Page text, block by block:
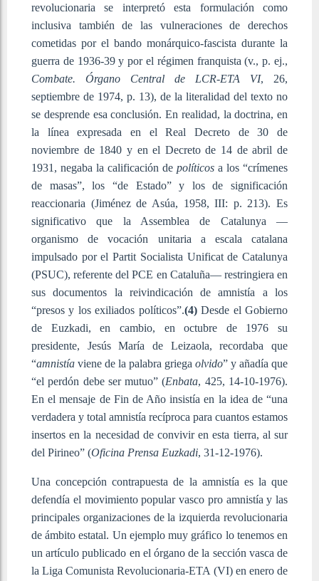
revolucionaria se interpretó esta formulación como
inclusiva también de las vulneraciones de derechos
cometidas por el bando monárquico-fascista durante la
guerra de 1936-39 y por el régimen franquista (v., p. ej.,
Combate. Órgano Central de LCR-ETA VI, 26,
septiembre de 1974, p. 13), de la literalidad del texto no
se desprende esa conclusión. En realidad, la doctrina, en
la línea expresada en el Real Decreto de 30 de
noviembre de 1840 y en el Decreto de 14 de abril de
1931, negaba la calificación de políticos a los “crímenes
de masas”, los “de Estado” y los de significación
reaccionaria (Jiménez de Asúa, 1958, III: p. 213). Es
significativo que la Assemblea de Catalunya —
organismo de vocación unitaria a escala catalana
impulsado por el Partit Socialista Unificat de Catalunya
(PSUC), referente del PCE en Cataluña— restringiera en
sus documentos la reivindicación de amnistía a los
“presos y los exiliados políticos”.(4)Desde el Gobierno
de Euzkadi, en cambio, en octubre de 1976 su
presidente, Jesús María de Leizaola, recordaba que
“amnistía viene de la palabra griega olvido” y añadía que
“el perdón debe ser mutuo” (Enbata, 425, 14-10-1976).
En el mensaje de Fin de Año insistía en la idea de “una
verdadera y total amnistía recíproca para cuantos estamos
insertos en la necesidad de convivir en esta tierra, al sur
del Pirineo” (Oficina Prensa Euzkadi, 31-12-1976).
Una concepción contrapuesta de la amnistía es la que
defendía el movimiento popular vasco pro amnistía y las
principales organizaciones de la izquierda revolucionaria
de ámbito estatal. Un ejemplo muy gráfico lo tenemos en
un artículo publicado en el órgano de la sección vasca de
la Liga Comunista Revolucionaria-ETA (VI) en enero de